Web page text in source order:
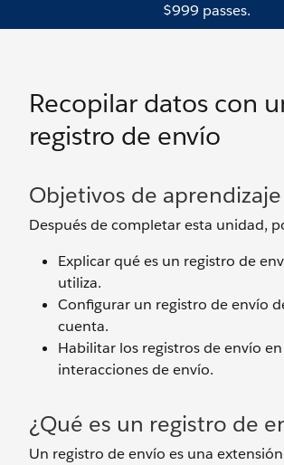
$999 passes.
Recopilar datos con
registro de envío
Objetivos de aprendizaje
Después de completar esta unidad,
Explicar qué es un registro de
utiliza.
Configurar un registro de envío
cuenta.
Habilitar los registros de envío en
interacciones de envío.
¿Qué es un registro de
Un registro de envío es una